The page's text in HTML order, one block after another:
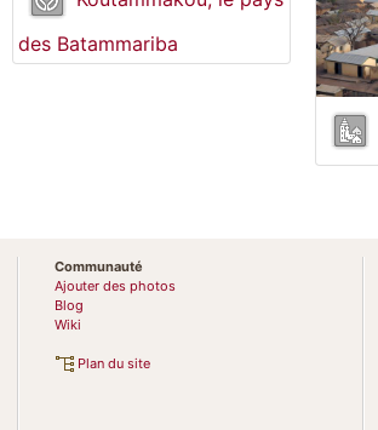
des Batammariba
Communauté
Ajouter des photos
Blog
Wiki
Plan du site